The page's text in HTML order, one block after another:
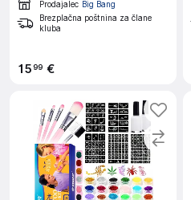
Prodajalec Big Bang
Brezplačna poštnina za člane
kluba
1599 €